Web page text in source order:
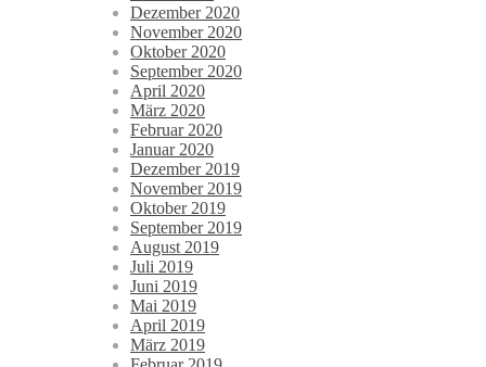
Dezember 2020
November 2020
Oktober 2020
September 2020
April 2020
März 2020
Februar 2020
Januar 2020
Dezember 2019
November 2019
Oktober 2019
September 2019
August 2019
Juli 2019
Juni 2019
Mai 2019
April 2019
März 2019